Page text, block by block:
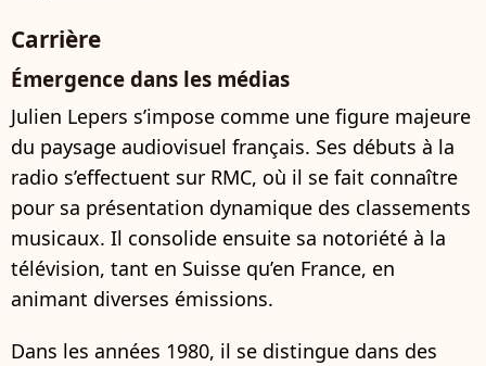
Carrière
Émergence dans les médias
Julien Lepers s’impose comme une figure majeure
du paysage audiovisuel français. Ses débuts à la
radio s’effectuent sur RMC, où il se fait connaître
pour sa présentation dynamique des classements
musicaux. Il consolide ensuite sa notoriété à la
télévision, tant en Suisse qu’en France, en
animant diverses émissions.
Dans les années 1980, il se distingue dans des